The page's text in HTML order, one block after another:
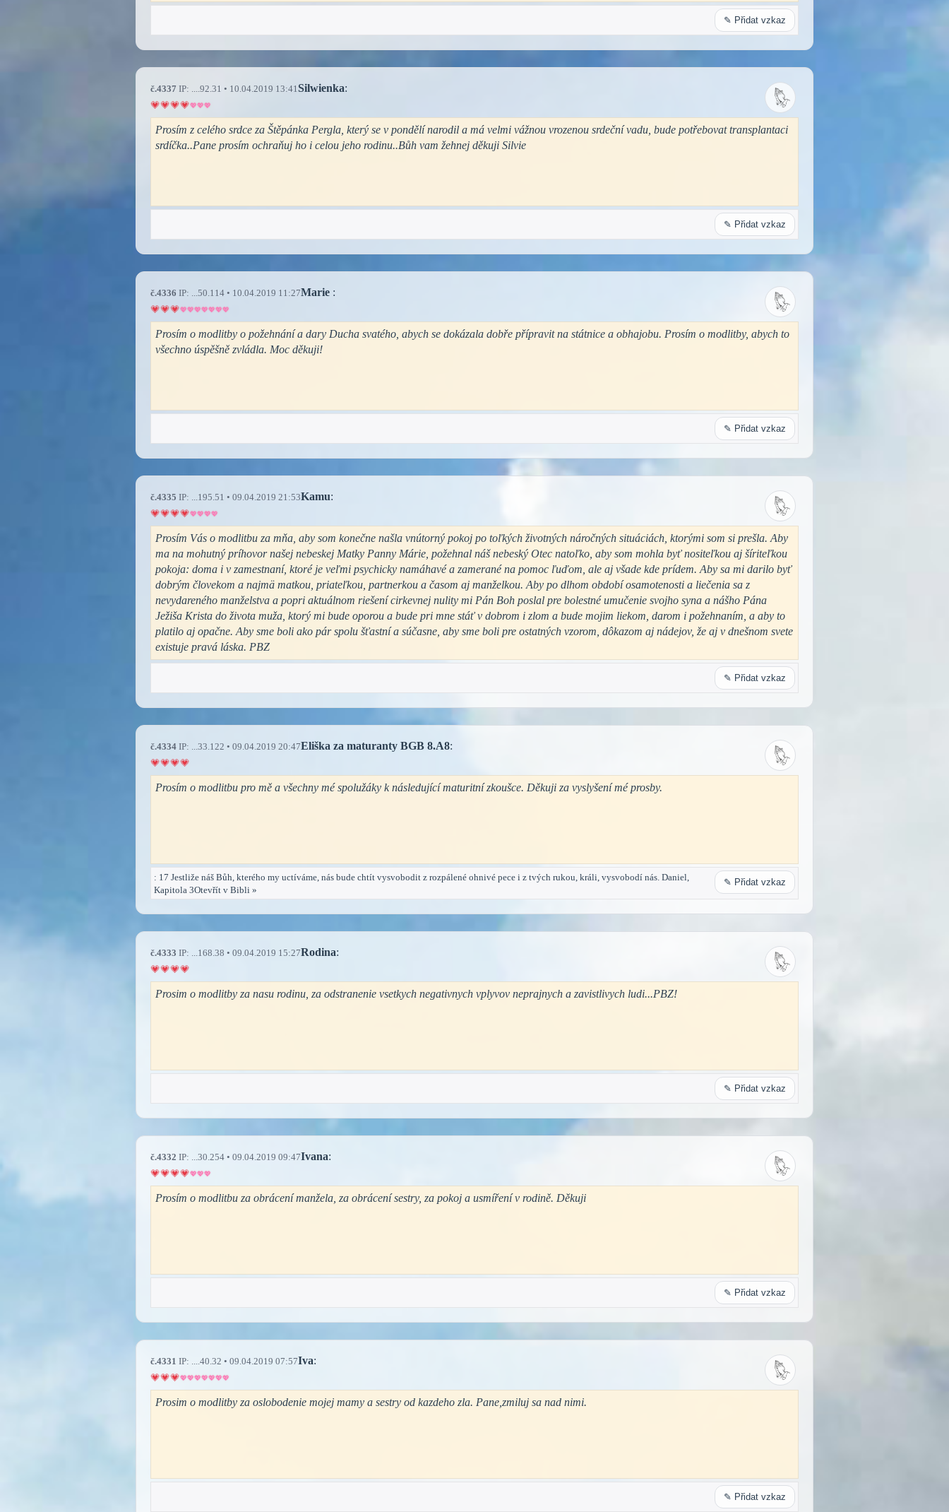
✎ Přidat vzkaz
č.4337 IP: ....92.31 • 10.04.2019 13:41 Silwienka:
Prosím z celého srdce za Štěpánka Pergla, který se v pondělí narodil a má velmi vážnou vrozenou srdeční vadu, bude potřebovat transplantaci
srdíčka..Pane prosím ochraňuj ho i celou jeho rodinu..Bůh vam žehnej děkuji Silvie
✎ Přidat vzkaz
č.4336 IP: ...50.114 • 10.04.2019 11:27Marie :
Prosím o modlitby o požehnání a dary Ducha svatého, abych se dokázala dobře přípravit na státnice a obhajobu. Prosím o modlitby, abych to
všechno úspěšně zvládla. Moc děkuji!
✎ Přidat vzkaz
č.4335 IP: ...195.51 • 09.04.2019 21:53Kamu:
Prosím Vás o modlitbu za mňa, aby som konečne našla vnútorný pokoj po toľkých životných náročných situáciách, ktorými som si prešla. Aby
ma na mohutný príhovor našej nebeskej Matky Panny Márie, požehnal náš nebeský Otec natoľko, aby som mohla byť nositeľkou aj šíriteľkou
pokoja: doma i v zamestnaní, ktoré je veľmi psychicky namáhavé a zamerané na pomoc ľuďom, ale aj všade kde prídem. Aby sa mi darilo byť
dobrým človekom a najmä matkou, priateľkou, partnerkou a časom aj manželkou. Aby po dlhom období osamotenosti a liečenia sa z
nevydareného manželstva a popri aktuálnom riešení cirkevnej nulity mi Pán Boh poslal pre bolestné umučenie svojho syna a nášho Pána
Ježiša Krista do života muža, ktorý mi bude oporou a bude pri mne stáť v dobrom i zlom a bude mojim liekom, darom i požehnaním, a aby to
platilo aj opačne. Aby sme boli ako pár spolu šťastní a súčasne, aby sme boli pre ostatných vzorom, dôkazom aj nádejov, že aj v dnešnom svete
existuje pravá láska. PBZ
✎ Přidat vzkaz
č.4334 IP: ...33.122 • 09.04.2019 20:47Eliška za maturanty BGB 8.A8:
Prosím o modlitbu pro mě a všechny mé spolužáky k následující maturitní zkoušce. Děkuji za vyslyšení mé prosby.
: 17 Jestliže náš Bůh, kterého my uctíváme, nás bude chtít vysvobodit z rozpálené ohnivé pece i z tvých rukou, králi, vysvobodí nás. Daniel,
Kapitola 3Otevřít v Bibli »
✎ Přidat vzkaz
č.4333 IP: ...168.38 • 09.04.2019 15:27Rodina:
Prosim o modlitby za nasu rodinu, za odstranenie vsetkych negativnych vplyvov neprajnych a zavistlivych ludi...PBZ!
✎ Přidat vzkaz
č.4332 IP: ...30.254 • 09.04.2019 09:47Ivana:
Prosím o modlitbu za obrácení manžela, za obrácení sestry, za pokoj a usmíření v rodině. Děkuji
✎ Přidat vzkaz
č.4331 IP: ....40.32 • 09.04.2019 07:57Iva:
Prosim o modlitby za oslobodenie mojej mamy a sestry od kazdeho zla. Pane,zmiluj sa nad nimi.
✎ Přidat vzkaz